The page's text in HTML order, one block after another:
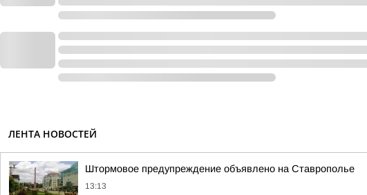
ЛЕНТА НОВОСТЕЙ
Штормовое предупреждение объявлено на Ставрополье
13:13